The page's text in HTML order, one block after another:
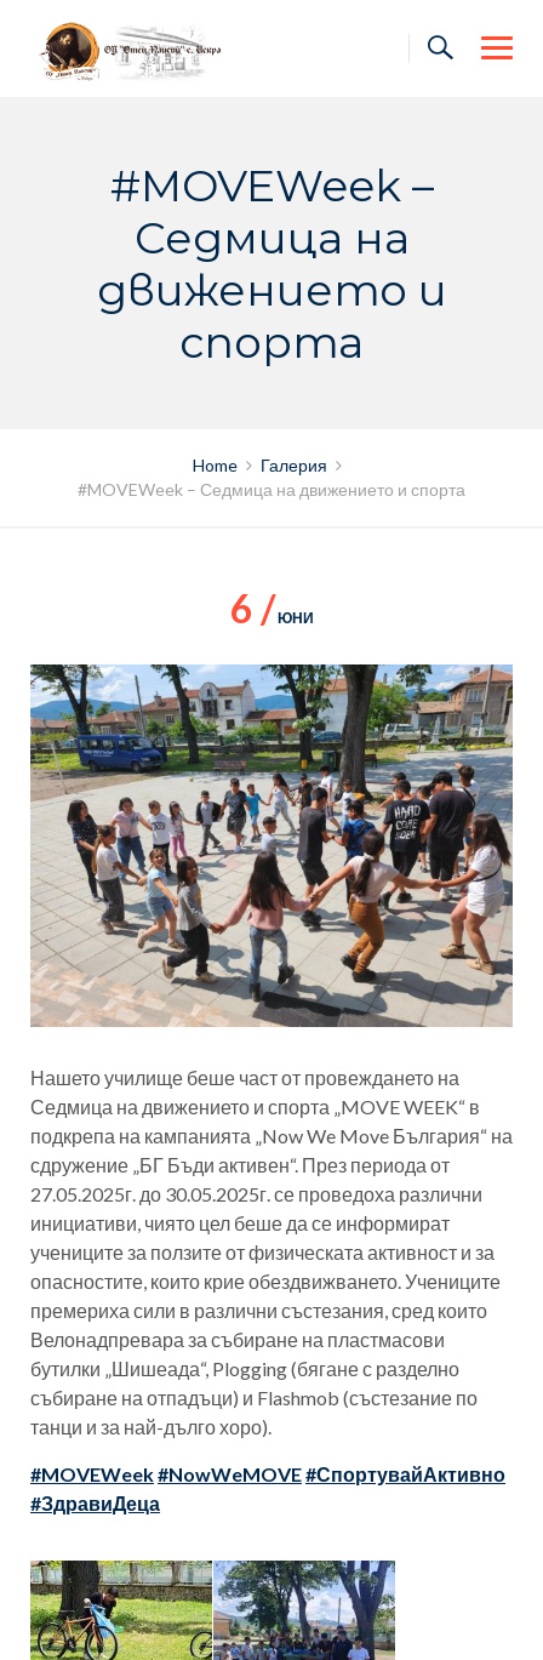
content
#MOVEWeek –
Седмица на
движението и
спорта
Home
Галерия
#MOVEWeek – Седмица на движението и спорта
6 /ЮНИ
Нашето училище беше част от провеждането на
Седмица на движението и спорта „MOVE WEEK“ в
подкрепа на кампанията „Now We Move България“ на
сдружение „БГ Бъди активен“. През периода от
27.05.2025г. до 30.05.2025г. се проведоха различни
инициативи, чиято цел беше да се информират
учениците за ползите от физическата активност и за
опасностите, които крие обездвижването. Учениците
премериха сили в различни състезания, сред които
Велонадпревара за събиране на пластмасови
бутилки „Шишеада“, Plogging (бягане с разделно
събиране на отпадъци) и Flashmob (състезание по
танци и за най-дълго хоро).
#MOVEWeek#NowWeMOVE#СпортувайАктивно
#ЗдравиДеца